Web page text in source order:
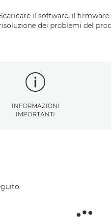
il software, il
dei problemi del
INFORMAZIONI
IMPORTANTI